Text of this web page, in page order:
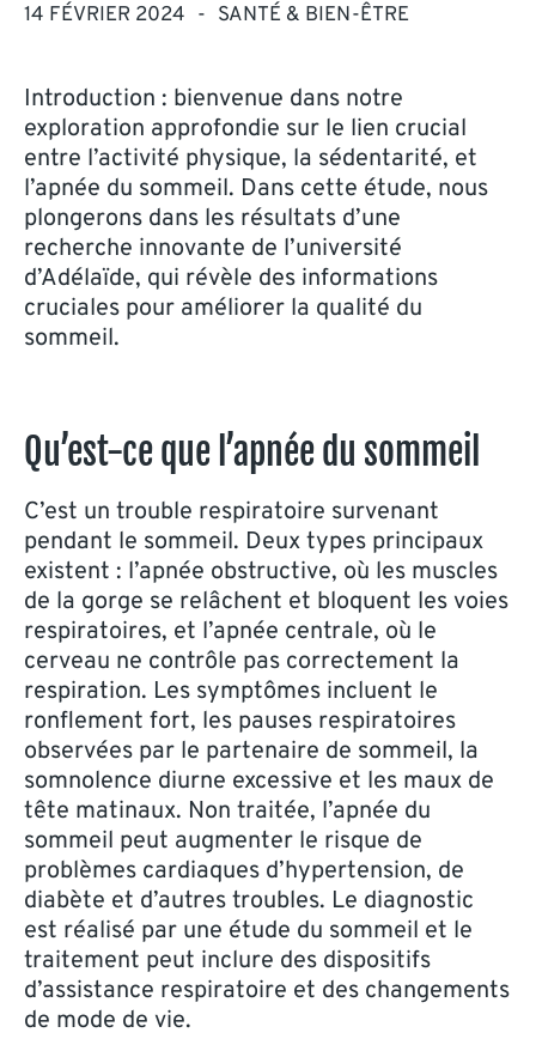
14 FÉVRIER 2024 - SANTÉ & BIEN-ÊTRE
Introduction : bienvenue dans notre
exploration approfondie sur le lien crucial
entre l’activité physique, la sédentarité, et
l’apnée du sommeil. Dans cette étude, nous
plongerons dans les résultats d’une
recherche innovante de l’université
d’Adélaïde, qui révèle des informations
cruciales pour améliorer la qualité du
sommeil.
Qu’est-ce que l’apnée du sommeil
C’est un trouble respiratoire survenant
pendant le sommeil. Deux types principaux
existent : l’apnée obstructive, où les muscles
de la gorge se relâchent et bloquent les voies
respiratoires, et l’apnée centrale, où le
cerveau ne contrôle pas correctement la
respiration. Les symptômes incluent le
ronflement fort, les pauses respiratoires
observées par le partenaire de sommeil, la
somnolence diurne excessive et les maux de
tête matinaux. Non traitée, l’apnée du
sommeil peut augmenter le risque de
problèmes cardiaques d’hypertension, de
diabète et d’autres troubles. Le diagnostic
est réalisé par une étude du sommeil et le
traitement peut inclure des dispositifs
d’assistance respiratoire et des changements
de mode de vie.